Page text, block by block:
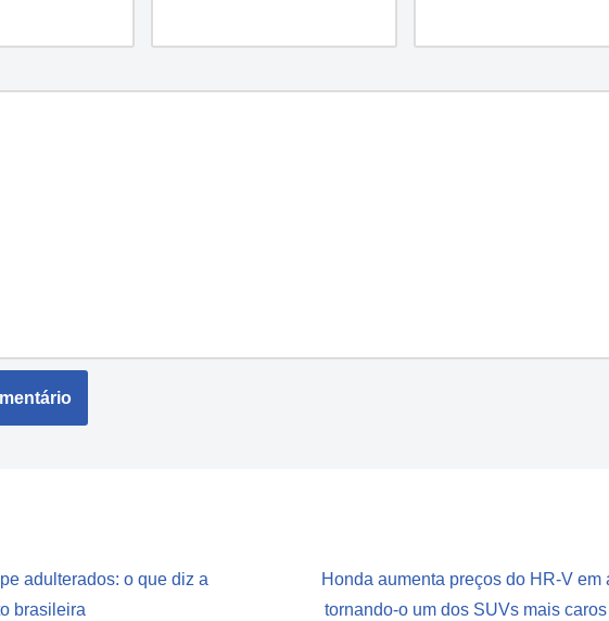
adulterados: o que diz a
brasileira
Honda aumenta preços do HR-V em
tornando-o um dos SUVs mais